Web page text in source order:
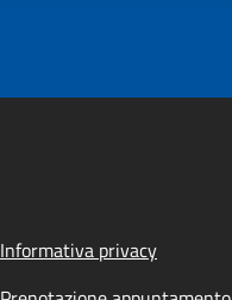
Informativa privacy